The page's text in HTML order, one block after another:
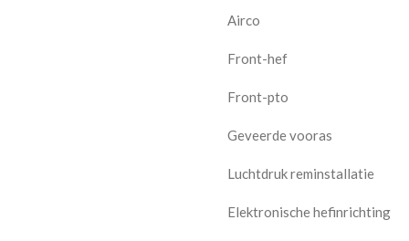
Airco
Front-hef
Front-pto
Geveerde vooras
Luchtdruk reminstallatie
Elektronische hefinrichting